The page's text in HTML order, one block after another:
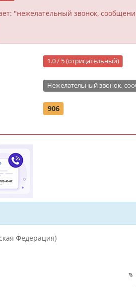
"нежелательный звонок,
1.0 / 5 (отрицательный)
Нежелательный звонок,
906
Федерация)